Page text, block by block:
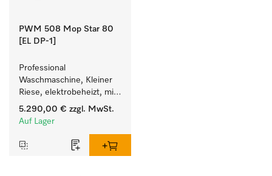
PWM 508 Mop Star 80
[EL DP-1]
Professional
Waschmaschine, Kleiner
Riese, elektrobeheizt, mit
Ablaufpumpe speziell für
die Anforderungen im
Füllgewicht 8 kg.
5.290,00 € zzgl. MwSt.
Auf Lager